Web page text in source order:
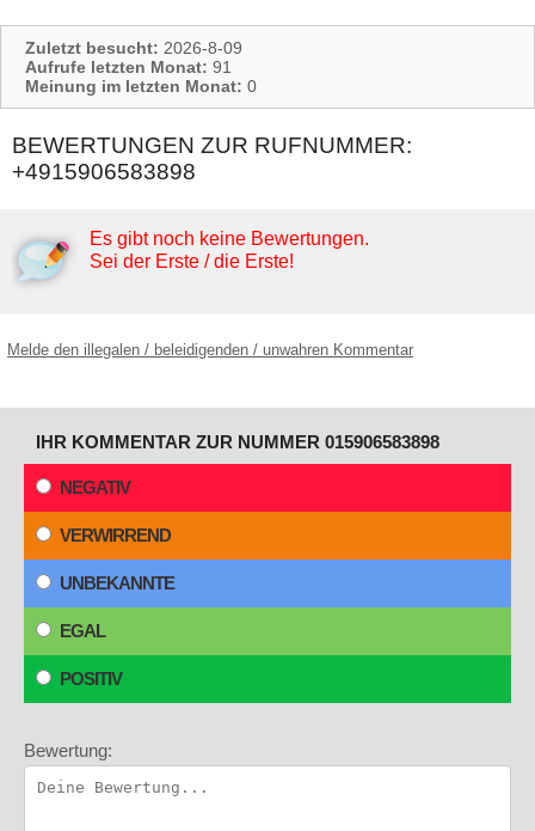
Zuletzt besucht: 2026-8-09
Aufrufe letzten Monat: 91
Meinung im letzten Monat: 0
BEWERTUNGEN ZUR RUFNUMMER:
+4915906583898
Es gibt noch keine Bewertungen.
Sei der Erste / die Erste!
Melde den illegalen / beleidigenden / unwahren Kommentar
IHR KOMMENTAR ZUR NUMMER 015906583898
NEGATIV
VERWIRREND
UNBEKANNTE
EGAL
POSITIV
Bewertung: